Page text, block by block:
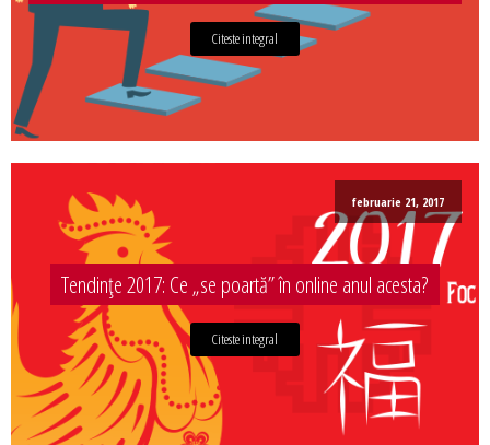
Citeste integral
februarie 21, 2017
Tendințe 2017: Ce „se poartă” în online anul acesta?
Citeste integral